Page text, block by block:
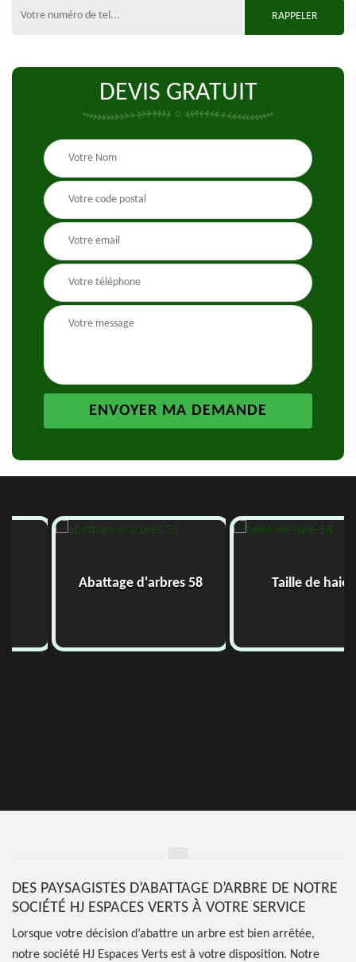
DEVIS GRATUIT
Abattage d'arbres 58 Taille de haie
DES PAYSAGISTES D’ABATTAGE D’ARBRE DE NOTRE
SOCIÉTÉ HJ ESPACES VERTS À VOTRE SERVICE
Lorsque votre décision d’abattre un arbre est bien arrêtée,
notre société HJ Espaces Verts est à votre disposition. Notre